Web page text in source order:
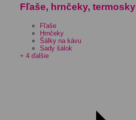
Fľaše, hrnčeky, termosky
Fľaše
Hrnčeky
Šálky na kávu
Sady šálok
+ 4 ďalšie